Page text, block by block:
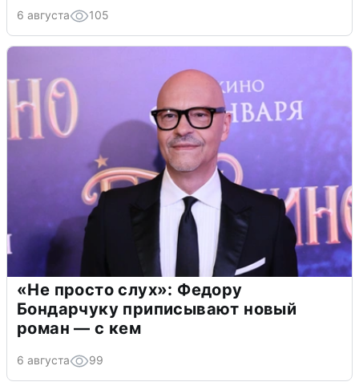
6 августа 105
«Не просто слух»: Федору
Бондарчуку приписывают новый
роман — с кем
6 августа 99